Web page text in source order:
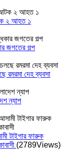
২ আহত ১
জগতের গল্প
রমরমা দেহ ব্যবসা
ন্যাপ
টাইগার ফারুক
(2789Views)